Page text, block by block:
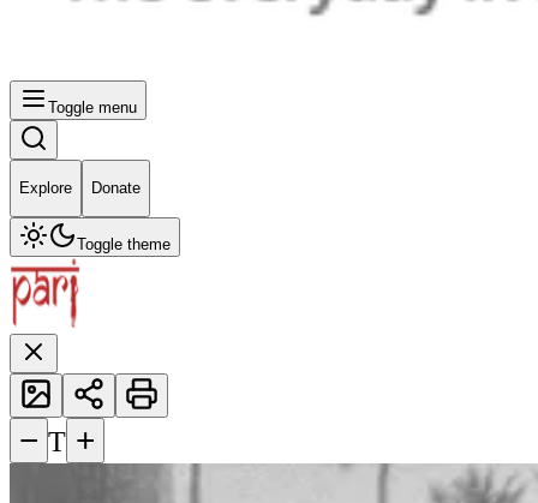
Toggle menu
Explore Donate
Toggle theme
− T +